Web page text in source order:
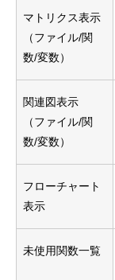
マトリクス表示
（ファイル/関
数/変数）
関連図表示
（ファイル/関
数/変数）
フローチャート
表示
未使用関数一覧